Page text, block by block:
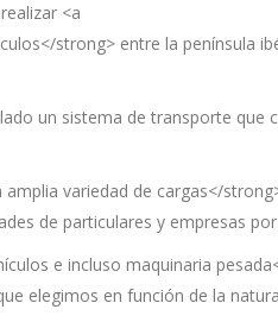
<a
strong> entre la península
un sistema de transporte que
variedad de cargas</
de particulares y empresas
e incluso maquinaria
elegimos en función de la